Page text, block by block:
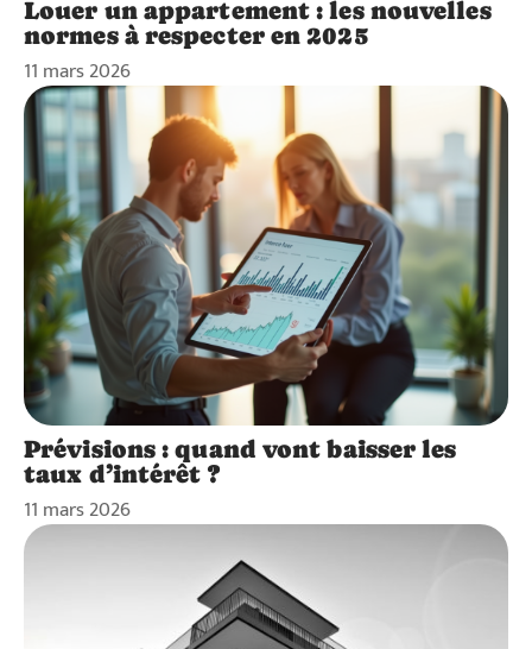
Louer un appartement : les nouvelles
normes à respecter en 2025
11 mars 2026
Prévisions : quand vont baisser les
taux d’intérêt ?
11 mars 2026